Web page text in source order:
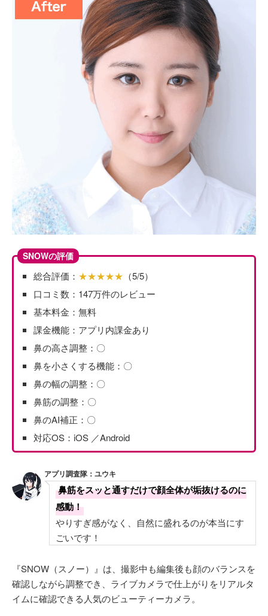
SNOWの評価
総合評価： ★★★★★ （5/5）
口コミ数：147万件のレビュー
基本料金：無料
課金機能：アプリ内課金あり
鼻の高さ調整：〇
鼻を小さくする機能：〇
鼻の幅の調整：〇
鼻筋の調整：〇
鼻のAI補正：〇
対応OS：iOS ／Android
アプリ調査隊：ユウキ
鼻筋をスッと通すだけで顔全体が垢抜けるのに
感動！
やりすぎ感がなく、自然に盛れるのが本当にす
ごいです！
『SNOW（スノー）』は、撮影中も編集後も顔のバランスを
確認しながら調整でき、ライブカメラで仕上がりをリアルタ
イムに確認できる人気のビューティーカメラ。